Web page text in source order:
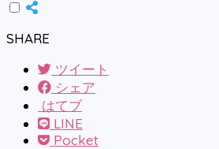
SHARE
ツイート
シェア
はてブ
LINE
Pocket